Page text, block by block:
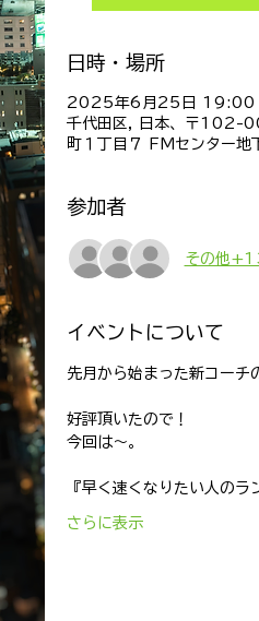
日時・場所
2025年6月25日
千代田区, 日本、〒102-
町１丁目７ FMセンター地
参加者
その他
イベントについて
先月から始まった新コーチ
好評頂いたので！
今回は～。
『早く速くなりたい人のラ
さらに表示